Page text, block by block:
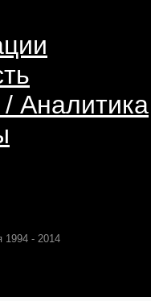
/ Аналитика
1994 - 2014